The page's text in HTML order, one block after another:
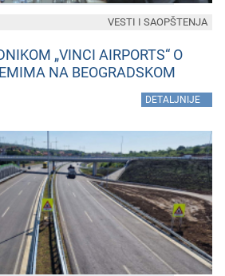
„VINCI AIRPORTS“ O
NA BEOGRADSKOM
DETALJNIJE
VESTI I SAOPŠTENJA